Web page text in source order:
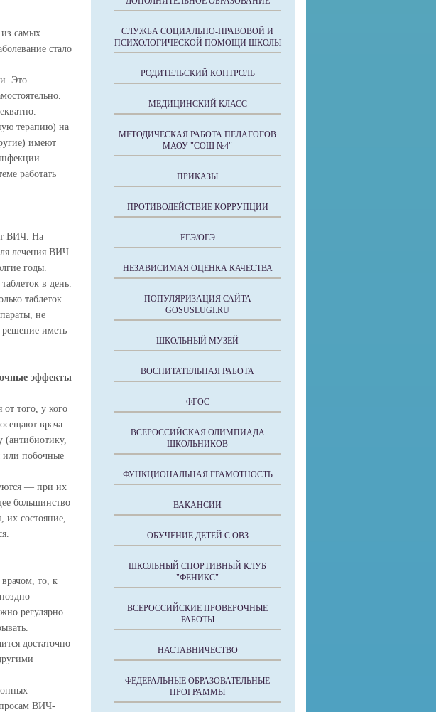
самых
стало
Это
терапию) на
имеют
работать
ВИЧ. На
лечения ВИЧ
годы.
в день.
таблеток
не
решение иметь
эффекты
того, у кого
врача.
или побочные
— при их
большинство
состояние,
то, к
регулярно
достаточно
ВИЧ-
СЛУЖБА СОЦИАЛЬНО-ПРАВОВОЙ И
ПСИХОЛОГИЧЕСКОЙ ПОМОЩИ ШКОЛЫ
РОДИТЕЛЬСКИЙ КОНТРОЛЬ
МЕДИЦИНСКИЙ КЛАСС
МЕТОДИЧЕСКАЯ РАБОТА ПЕДАГОГОВ
МАОУ "СОШ №4"
ПРИКАЗЫ
ПРОТИВОДЕЙСТВИЕ КОРРУПЦИИ
ЕГЭ/ОГЭ
НЕЗАВИСИМАЯ ОЦЕНКА КАЧЕСТВА
ПОПУЛЯРИЗАЦИЯ САЙТА
GOSUSLUGI.RU
ШКОЛЬНЫЙ МУЗЕЙ
ВОСПИТАТЕЛЬНАЯ РАБОТА
ФГОС
ВСЕРОССИЙСКАЯ ОЛИМПИАДА
ШКОЛЬНИКОВ
ФУНКЦИОНАЛЬНАЯ ГРАМОТНОСТЬ
ВАКАНСИИ
ОБУЧЕНИЕ ДЕТЕЙ С ОВЗ
ШКОЛЬНЫЙ СПОРТИВНЫЙ КЛУБ
"ФЕНИКС"
ВСЕРОССИЙСКИЕ ПРОВЕРОЧНЫЕ
РАБОТЫ
НАСТАВНИЧЕСТВО
ФЕДЕРАЛЬНЫЕ ОБРАЗОВАТЕЛЬНЫЕ
ПРОГРАММЫ